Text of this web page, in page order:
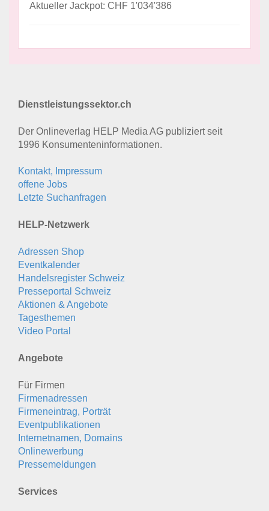
Aktueller Jackpot: CHF 1'034'386
Dienstleistungssektor.ch
Der Onlineverlag HELP Media AG publiziert seit
1996 Konsumenten­informationen.
Kontakt, Impressum
offene Jobs
Letzte Suchanfragen
HELP-Netzwerk
Adressen Shop
Eventkalender
Handelsregister Schweiz
Presseportal Schweiz
Aktionen & Angebote
Tagesthemen
Video Portal
Angebote
Für Firmen
Firmenadressen
Firmeneintrag, Porträt
Eventpublikationen
Internetnamen, Domains
Onlinewerbung
Pressemeldungen
Services